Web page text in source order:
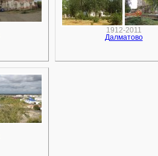
1912-2011
Далматово